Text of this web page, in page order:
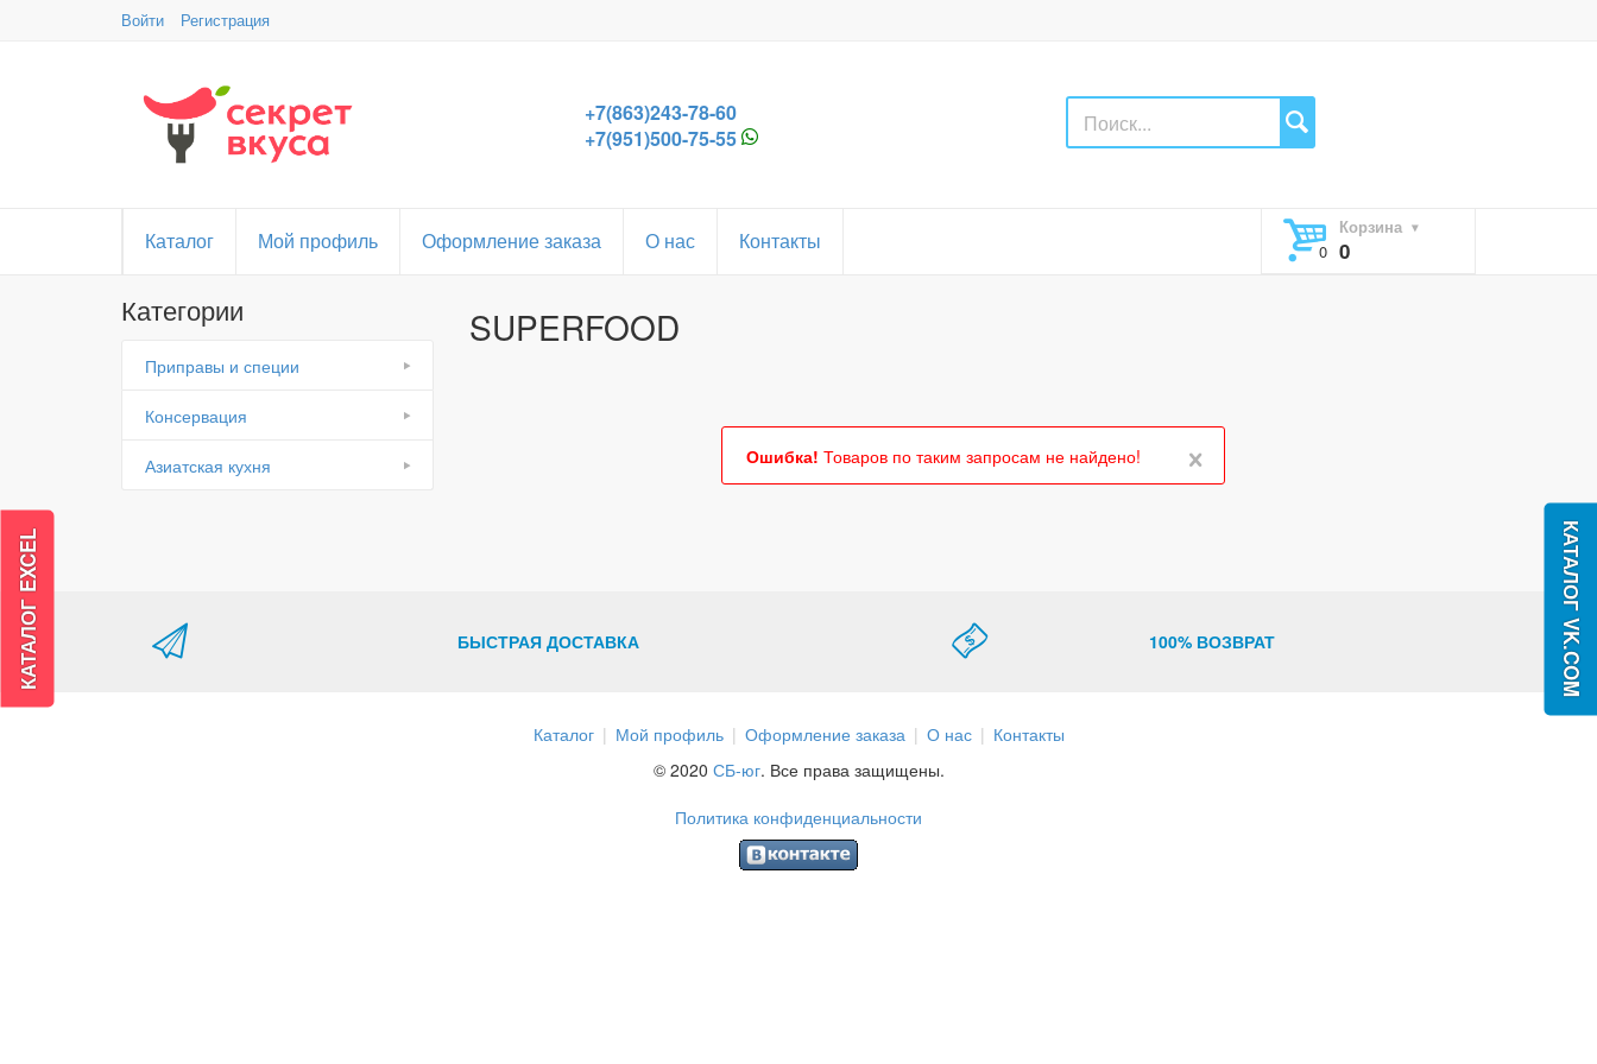
Войти Регистрация
+7(863)243-78-60
+7(951)500-75-55
Каталог Мой профиль Оформление заказа О нас Контакты
Корзина
0
Категории
Приправы и специи
Консервация
Азиатская кухня
SUPERFOOD
Ошибка! Товаров по таким запросам не найдено!
БЫСТРАЯ ДОСТАВКА 100% ВОЗВРАТ
Каталог Мой профиль Оформление заказа О нас
Контакты
© 2020 СБ-юг. Все права защищены.
Политика конфиденциальности